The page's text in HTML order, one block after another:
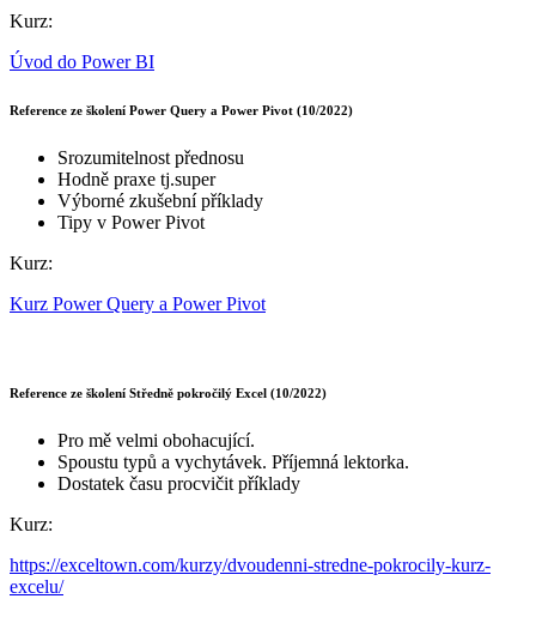
Kurz:
Úvod do Power BI
Reference ze školení Power Query a Power Pivot (10/2022)
Srozumitelnost přednosu
Hodně praxe tj.super
Výborné zkušební příklady
Tipy v Power Pivot
Kurz:
Kurz Power Query a Power Pivot
Reference ze školení Středně pokročilý Excel (10/2022)
Pro mě velmi obohacující.
Spoustu typů a vychytávek. Příjemná lektorka.
Dostatek času procvičit příklady
Kurz:
https://exceltown.com/kurzy/dvoudenni-stredne-pokrocily-kurz-
excelu/